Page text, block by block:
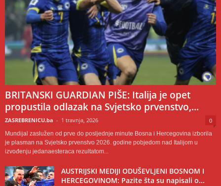
BRITANSKI GUARDIAN PIŠE: Italija je opet
propustila odlazak na Svjetsko prvenstvo,...
ZASREBRENICU.ba - 1 travnja, 2026 0
Mundijal zaslužen od prve do posljednje minute Bosna i Hercegovina izborila
je plasman na Svjetsko prvenstvo 2026. godine pobjedom nad Italijom u
izvođenju jedanaesteraca rezultatom...
AUSTRIJSKI MEDIJI ODUŠEVLJENI BOSNOM I
HERCEGOVINOM: Pazite šta su napisali o...